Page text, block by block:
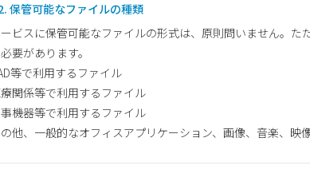
保管可能なファイルの種類
ビスに保管可能なファイルの形式は、原則問いません。
要があります。
等で利用するファイル
療関係等で利用するファイル
事機器等で利用するファイル
の他、一般的なオフィスアプリケーション、画像、音楽、映